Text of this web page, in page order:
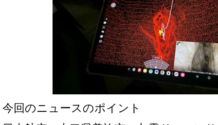
今回のニュースのポイント